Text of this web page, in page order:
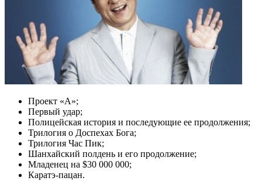
Проект «А»;
Первый удар;
Полицейская история и последующие ее продолжения;
Трилогия о Доспехах Бога;
Трилогия Час Пик;
Шанхайский полдень и его продолжение;
Младенец на $30 000 000;
Каратэ-пацан.